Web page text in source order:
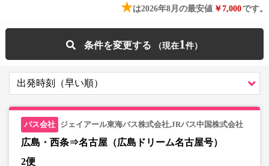
★は2026年8月の最安値 ￥7,000です。
条件を変更する 1
ジェイアール東海バス株式会社,JRバス中国株式会社
広島・西条⇒名古屋（広島ドリーム名古屋号）
2便